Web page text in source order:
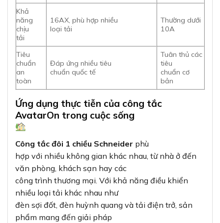
Khả
năng
chịu
tải
16AX, phù hợp nhiều
loại tải
Thường dưới
10A
Tiêu
chuẩn
an
toàn
Đáp ứng nhiều tiêu
chuẩn quốc tế
Tuân thủ các
tiêu
chuẩn cơ
bản
Ứng dụng thực tiễn của công tắc
AvatarOn trong cuộc sống
Công tắc đôi 1 chiều Schneider phù
hợp với nhiều không gian khác nhau, từ nhà ở đến
văn phòng, khách sạn hay các
công trình thương mại. Với khả năng điều khiển
nhiều loại tải khác nhau như
đèn sợi đốt, đèn huỳnh quang và tải điện trở, sản
phẩm mang đến giải pháp